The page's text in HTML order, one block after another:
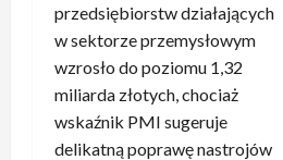
przedsiębiorstw działających
w sektorze przemysłowym
wzrosło do poziomu 1,32
miliarda złotych, chociaż
wskaźnik PMI sugeruje
delikatną poprawę nastrojów